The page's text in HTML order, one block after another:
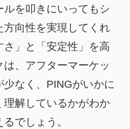
を叩きにいってもシ
方向性を実現してくれ
さ」と「安定性」を高
は、アフターマーケッ
少なく、PINGがいかに
理解しているかがわか
でしょう。